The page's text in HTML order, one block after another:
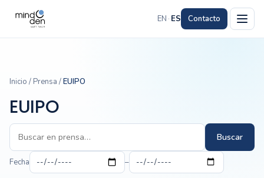
EN · ES Contacto
Inicio / Prensa /EUIPO
EUIPO
Buscar
Fecha –